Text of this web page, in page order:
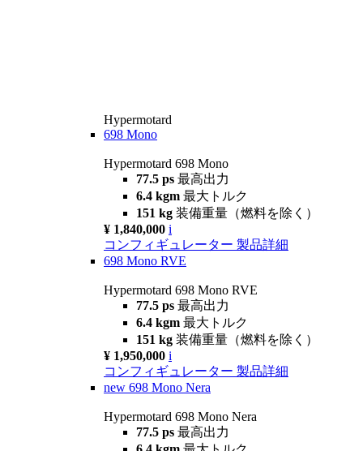
Hypermotard
698 Mono
Hypermotard 698 Mono
77.5 ps 最高出力
6.4 kgm 最大トルク
151 kg 装備重量（燃料を除く）
¥ 1,840,000 i
コンフィギュレーター 製品詳細
698 Mono RVE
Hypermotard 698 Mono RVE
77.5 ps 最高出力
6.4 kgm 最大トルク
151 kg 装備重量（燃料を除く）
¥ 1,950,000 i
コンフィギュレーター 製品詳細
new 698 Mono Nera
Hypermotard 698 Mono Nera
77.5 ps 最高出力